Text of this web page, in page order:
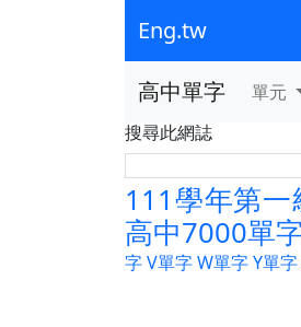
Eng.tw
高中單字
單元
搜尋此網誌
111學年第一
高中7000單
字V單字W單字Y單字